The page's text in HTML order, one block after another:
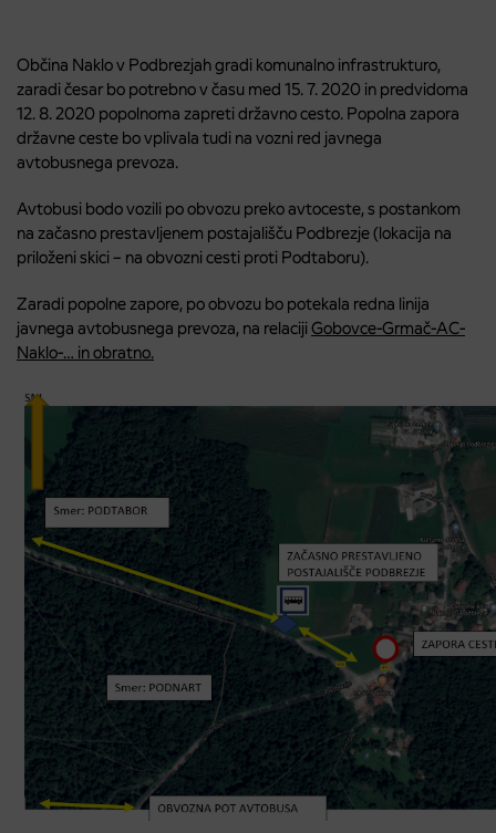
Občina Naklo v Podbrezjah gradi komunalno infrastrukturo,
zaradi česar bo potrebno v času med 15. 7. 2020 in predvidoma
12. 8. 2020 popolnoma zapreti državno cesto. Popolna zapora
državne ceste bo vplivala tudi na vozni red javnega
avtobusnega prevoza.
Avtobusi bodo vozili po obvozu preko avtoceste, s postankom
na začasno prestavljenem postajališču Podbrezje (lokacija na
priloženi skici – na obvozni cesti proti Podtaboru).
Zaradi popolne zapore, po obvozu bo potekala redna linija
javnega avtobusnega prevoza, na relacijiGobovce-Grmač-AC-
Naklo-… in obratno.